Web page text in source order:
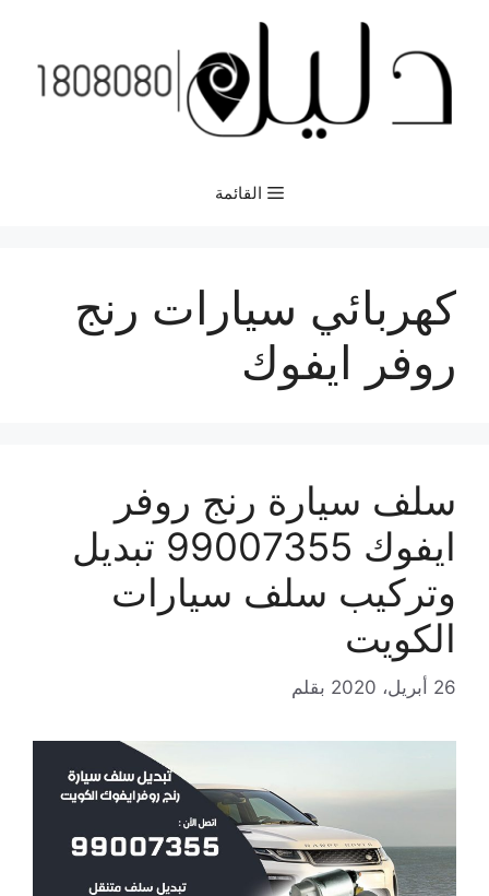
المحتوى
القائمة
كهربائي سيارات رنج
روفر ايفوك
سلف سيارة رنج روفر
ايفوك 99007355 تبديل
وتركيب سلف سيارات
الكويت
26 أبريل، 2020 بقلم